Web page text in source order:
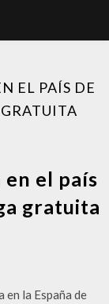
EL PAÍS DE
el país
gratuita
en la España de